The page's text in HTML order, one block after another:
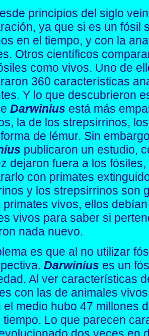
principios del siglo
ya que si es un fósil
en el tiempo, y con la
Otros científicos
como vivos. Uno de
360 características
Y lo que descubrieron
Darwinius está más
la de los strepsirrinos,
de lémur. Sin
publicaron un estudio,
dejaron fuera a los
con primates
y los strepsirrinos son
primates vivos, ellos
vivos para saber si
nada nuevo.
es que al no utilizar
Darwinius es un
Al ver características
con las de animales
el medio hubo 47 millones
tiempo. Lo que parecen